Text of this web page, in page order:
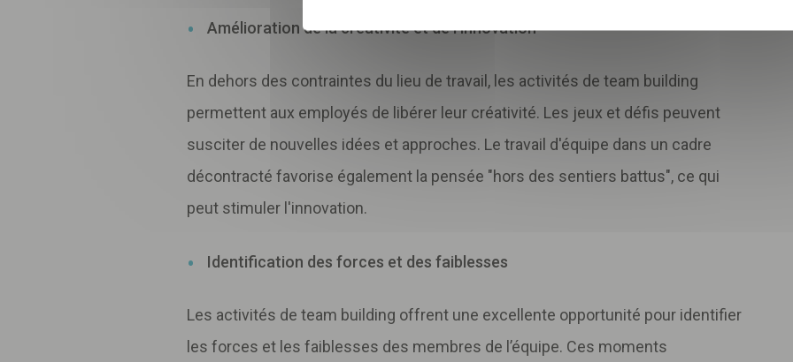
Amélioration de la créativité et de l'innovation
En dehors des contraintes du lieu de travail, les activités de team building
permettent aux employés de libérer leur créativité. Les jeux et défis peuvent
susciter de nouvelles idées et approches. Le travail d'équipe dans un cadre
décontracté favorise également la pensée "hors des sentiers battus", ce qui
peut stimuler l'innovation.
Identification des forces et des faiblesses
Les activités de team building offrent une excellente opportunité pour identifier
les forces et les faiblesses des membres de l’équipe. Ces moments